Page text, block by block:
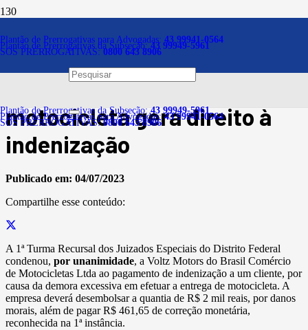
Plantão de Prerrogativas para Advogadas: 43 99941-0564
Plantão de Prerrogativas da Subseção:43 99949-5961
SOS PRERROGATIVAS:0800 643 8906
Plantão de Prerrogativas da Subseção:43 99949-5961
Plantão de Prerrogativas para Advogadas:43 99941-0564
SOS PRERROGATIVAS:0800 643 8906
Justiça decide que atraso
excessivo na entrega de
motocicleta gera direito à
indenização
Publicado em: 04/07/2023
Compartilhe esse conteúdo:
A 1ª Turma Recursal dos Juizados Especiais do Distrito Federal
condenou, por unanimidade, a Voltz Motors do Brasil Comércio
de Motocicletas Ltda ao pagamento de indenização a um cliente, por
causa da demora excessiva em efetuar a entrega de motocicleta. A
empresa deverá desembolsar a quantia de R$ 2 mil reais, por danos
morais, além de pagar R$ 461,65 de correção monetária,
reconhecida na 1ª instância.